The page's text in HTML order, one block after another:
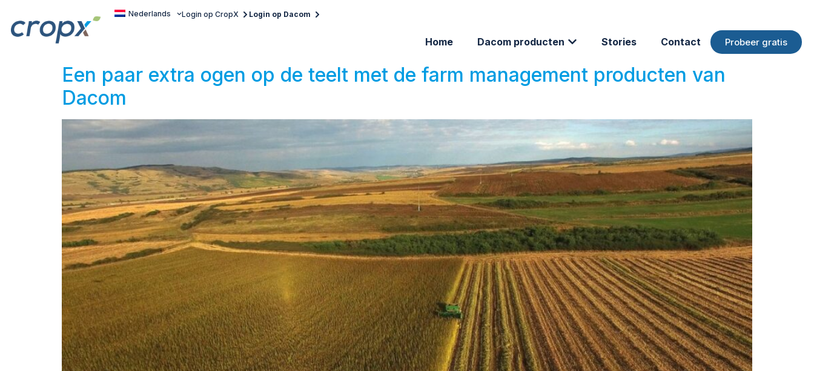
Nederlands Login op CropX Login op Dacom
Home Dacom producten Stories Contact Probeer gratis
Een paar extra ogen op de teelt met de farm management producten van
Dacom